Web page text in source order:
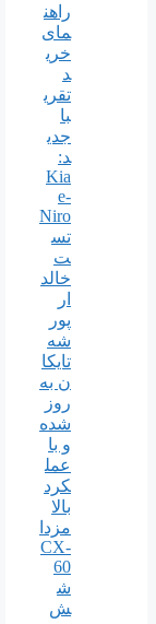
راهن
مای
خری
د
تقری
با
جدی
د:
Kia
e-
Niro
تس
ت
خالد
ار
پور
شه
تایکا
ن به
روز
شده
و با
عمل
کرد
بالا
مزدا
CX-
60
ش
ش